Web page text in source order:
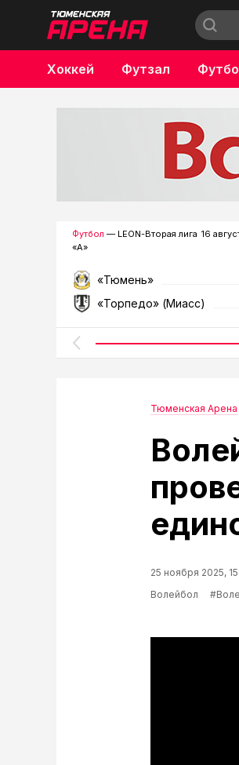
Хоккей Футзал
Бокс
Футбол — LEON-Вторая лига
«А»
16
«Тюмень»
«Торпедо» (Миасс)
Тюменская Арена
25 ноября 2025,
Волейбол